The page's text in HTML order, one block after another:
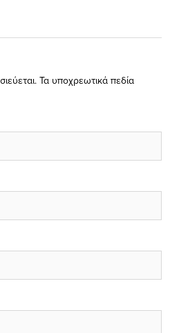
Τα υποχρεωτικά πεδία